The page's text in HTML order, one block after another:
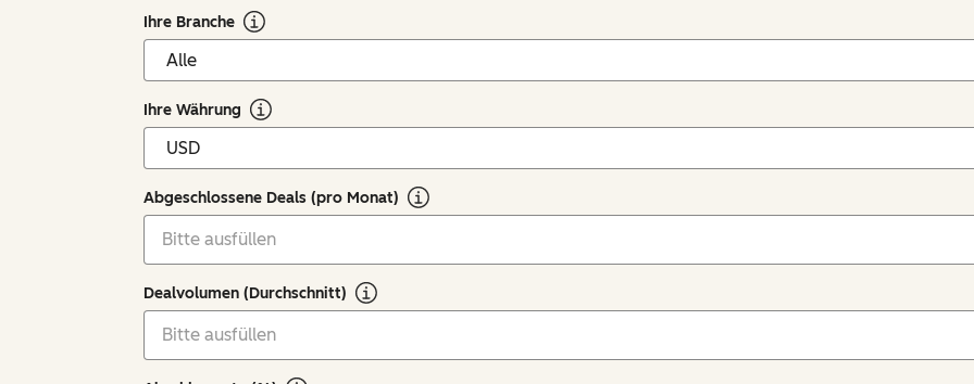
Ihre Branche
Ihre Währung
Abgeschlossene Deals (pro Monat)
Dealvolumen (Durchschnitt)